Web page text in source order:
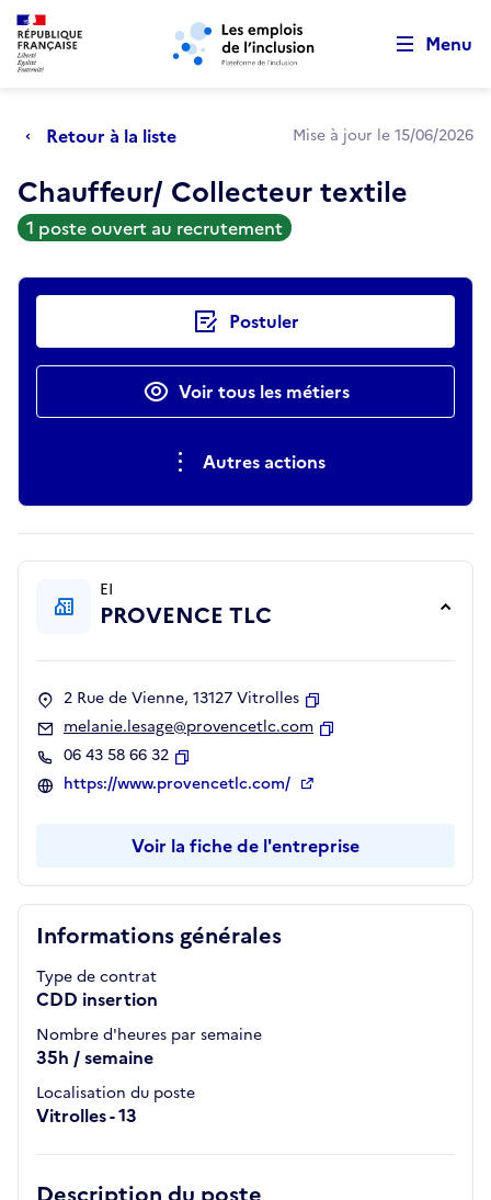
Aller au menu principal Aller au contenu principal
Menu
Retour à la liste Mise à jour le 15/06/2026
Chauffeur/ Collecteur textile
1 poste ouvert au recrutement
Actions rapides Postuler
Voir tous les métiers
Autres actions
Informations générales
Type de contrat
CDD insertion
Nombre d'heures par semaine
35h / semaine
Localisation du poste
Vitrolles - 13
EI
PROVENCE TLC
2 Rue de Vienne, 13127 Vitrolles
Copier
melanie.lesage@provencetlc.com
06 43 58 66 32
Copier
https://www.provencetlc.com/
Voir la fiche de l'entreprise
Retour au début de la page
Panneau de gestion des cookies